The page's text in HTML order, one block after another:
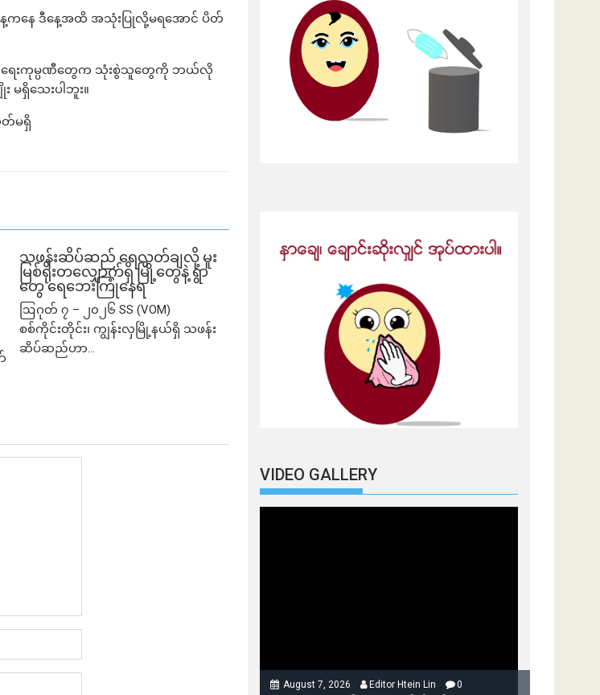
နေ့ကနေ ဒီနေ့အထိ အသုံးပြုလို့မရအောင် ပိတ်
ရေးကုမ္ပဏီတွေက သုံးစွဲသူတွေကို ဘယ်လို
မရှိသေးပါဘူး။
တ်မရှိ
သဖန်းဆိပ်ဆည် ရေလွှတ်ချလို့ မူး
မြစ်ရိုးတလျှောက်ရှိ မြို့တွေနဲ့ ရွာ
တွေ ရေဘေးကြုံနေရ
ဩဂုတ် ၇ – ၂၀၂၆ SS (VOM)
စစ်ကိုင်းတိုင်း၊ ကျွန်းလှမြို့နယ်ရှိ သဖန်း
ဆိပ်ဆည်ဟာ...
VIDEO GALLERY
August 7, 2026 Editor Htein Lin 0